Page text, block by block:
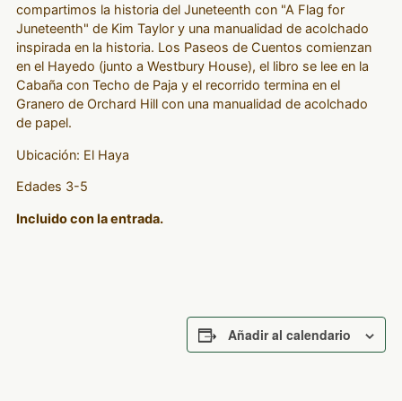
compartimos la historia del Juneteenth con "A Flag for
Juneteenth" de Kim Taylor y una manualidad de acolchado
inspirada en la historia. Los Paseos de Cuentos comienzan
en el Hayedo (junto a Westbury House), el libro se lee en la
Cabaña con Techo de Paja y el recorrido termina en el
Granero de Orchard Hill con una manualidad de acolchado
de papel.
Ubicación: El Haya
Edades 3-5
Incluido con la entrada.
Añadir al calendario